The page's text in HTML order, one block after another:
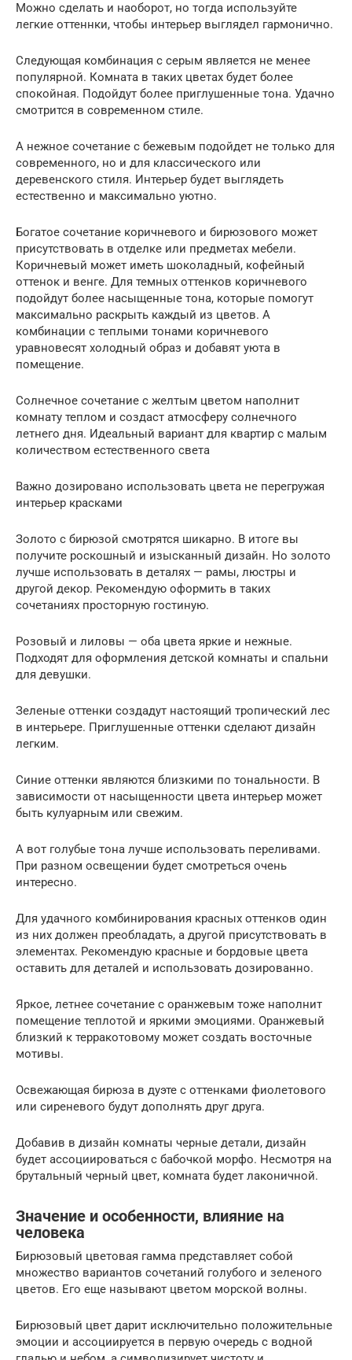
Можно сделать и наоборот, но тогда используйте
легкие оттеннки, чтобы интерьер выглядел гармонично.
Следующая комбинация с серым является не менее
популярной. Комната в таких цветах будет более
спокойная. Подойдут более приглушенные тона. Удачно
смотрится в современном стиле.
А нежное сочетание с бежевым подойдет не только для
современного, но и для классического или
деревенского стиля. Интерьер будет выглядеть
естественно и максимально уютно.
Богатое сочетание коричневого и бирюзового может
присутствовать в отделке или предметах мебели.
Коричневый может иметь шоколадный, кофейный
оттенок и венге. Для темных оттенков коричневого
подойдут более насыщенные тона, которые помогут
максимально раскрыть каждый из цветов. А
комбинации с теплыми тонами коричневого
уравновесят холодный образ и добавят уюта в
помещение.
Солнечное сочетание с желтым цветом наполнит
комнату теплом и создаст атмосферу солнечного
летнего дня. Идеальный вариант для квартир с малым
количеством естественного света
Важно дозировано использовать цвета не перегружая
интерьер красками
Золото с бирюзой смотрятся шикарно. В итоге вы
получите роскошный и изысканный дизайн. Но золото
лучше использовать в деталях — рамы, люстры и
другой декор. Рекомендую оформить в таких
сочетаниях просторную гостиную.
Розовый и лиловы — оба цвета яркие и нежные.
Подходят для оформления детской комнаты и спальни
для девушки.
Зеленые оттенки создадут настоящий тропический лес
в интерьере. Приглушенные оттенки сделают дизайн
легким.
Синие оттенки являются близкими по тональности. В
зависимости от насыщенности цвета интерьер может
быть кулуарным или свежим.
А вот голубые тона лучше использовать переливами.
При разном освещении будет смотреться очень
интересно.
Для удачного комбинирования красных оттенков один
из них должен преобладать, а другой присутствовать в
элементах. Рекомендую красные и бордовые цвета
оставить для деталей и использовать дозированно.
Яркое, летнее сочетание с оранжевым тоже наполнит
помещение теплотой и яркими эмоциями. Оранжевый
близкий к терракотовому может создать восточные
мотивы.
Освежающая бирюза в дуэте с оттенками фиолетового
или сиреневого будут дополнять друг друга.
Добавив в дизайн комнаты черные детали, дизайн
будет ассоциироваться с бабочкой морфо. Несмотря на
брутальный черный цвет, комната будет лаконичной.
Значение и особенности, влияние на
человека
Бирюзовый цветовая гамма представляет собой
множество вариантов сочетаний голубого и зеленого
цветов. Его еще называют цветом морской волны.
Бирюзовый цвет дарит исключительно положительные
эмоции и ассоциируется в первую очередь с водной